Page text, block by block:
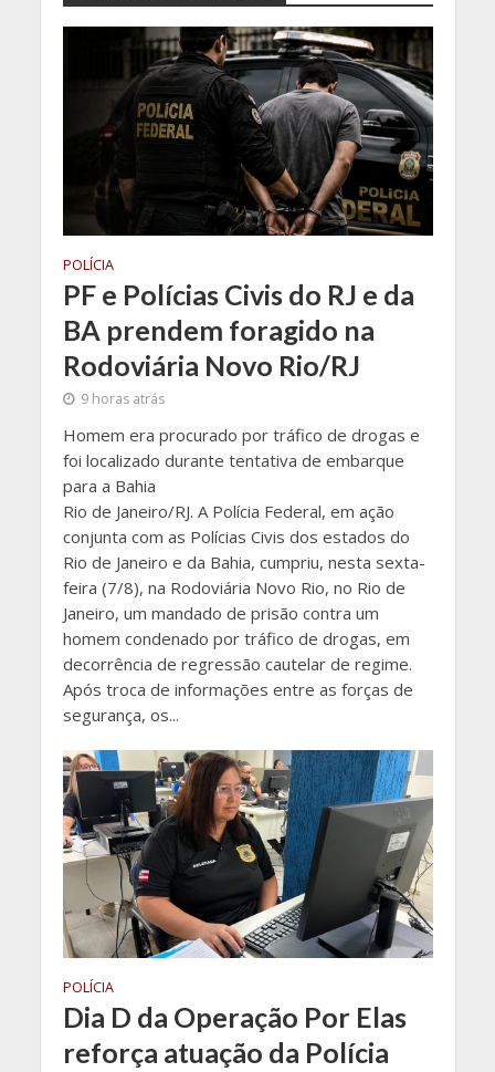
POLÍCIA
PF e Polícias Civis do RJ e da
BA prendem foragido na
Rodoviária Novo Rio/RJ
9 horas atrás
Homem era procurado por tráfico de drogas e
foi localizado durante tentativa de embarque
para a Bahia
Rio de Janeiro/RJ. A Polícia Federal, em ação
conjunta com as Polícias Civis dos estados do
Rio de Janeiro e da Bahia, cumpriu, nesta sexta-
feira (7/8), na Rodoviária Novo Rio, no Rio de
Janeiro, um mandado de prisão contra um
homem condenado por tráfico de drogas, em
decorrência de regressão cautelar de regime.
Após troca de informações entre as forças de
segurança, os...
POLÍCIA
Dia D da Operação Por Elas
reforça atuação da Polícia